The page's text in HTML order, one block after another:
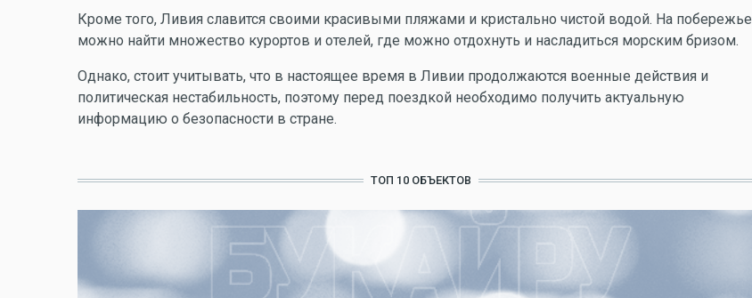
Кроме того, Ливия славится своими красивыми пляжами и кристально чистой водой. На побережье
можно найти множество курортов и отелей, где можно отдохнуть и насладиться морским бризом.
Однако, стоит учитывать, что в настоящее время в Ливии продолжаются военные действия и
политическая нестабильность, поэтому перед поездкой необходимо получить актуальную
информацию о безопасности в стране.
ТОП 10 ОБЪЕКТОВ